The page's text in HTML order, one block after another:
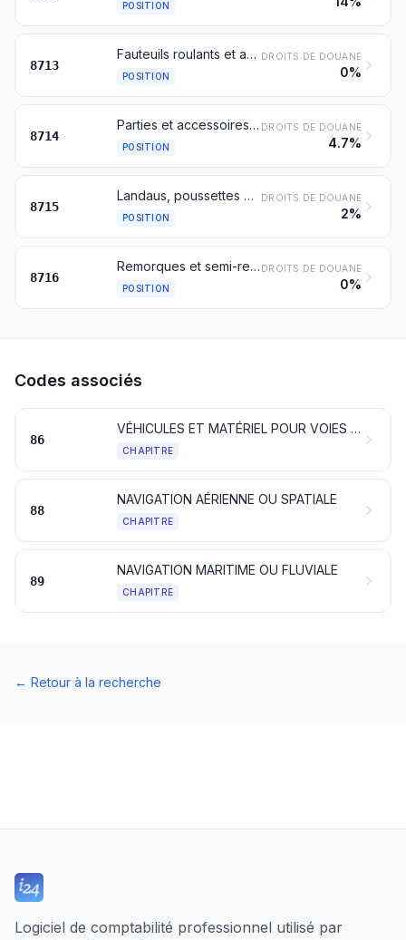
POSITION
8713
Fauteuils roulants et autres véhicules pour invalides, même avec moteur ou autre mécanisme de propulsion
POSITION
DROITS DE DOUANE
0%
8714
Parties et accessoires des véhicules des nos 8711 à 8713
POSITION
DROITS DE DOUANE
4.7%
8715
Landaus, poussettes et voitures similaires pour le transport des enfants, et leurs parties
POSITION
DROITS DE DOUANE
2%
8716
Remorques et semi-remorques pour tous véhicules; autres véhicules non automobiles; leurs parties
POSITION
DROITS DE DOUANE
0%
Codes associés
86
VÉHICULES ET MATÉRIEL POUR VOIES FERRÉES OU SIMILAIRES ET LEURS PARTIES; APPAREILS MÉCANIQUES (Y COMPRIS ÉLECTROMÉCANIQUES) DE SIGNALISATION POUR VOIES DE COMMUNICATIONS
CHAPITRE
88
NAVIGATION AÉRIENNE OU SPATIALE
CHAPITRE
89
NAVIGATION MARITIME OU FLUVIALE
CHAPITRE
← Retour à la recherche
Logiciel de comptabilité professionnel utilisé par